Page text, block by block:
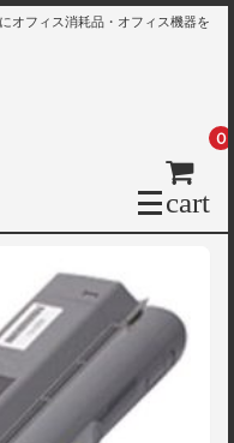
オフィス消耗品・オフィス機器を
cart
0